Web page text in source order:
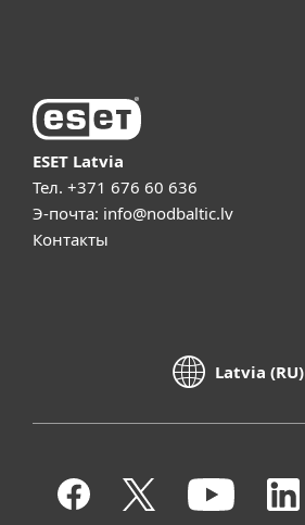
ESET Latvia
Тел. +371 676 60 636
Э-почта: info@nodbaltic.lv
Контакты
Latvia (RU)